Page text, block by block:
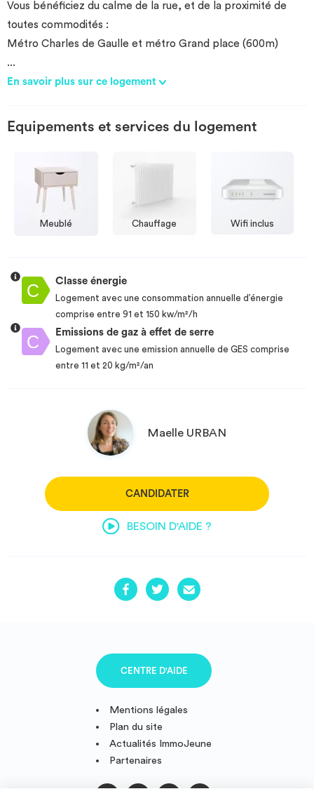
Vous bénéficiez du calme de la rue, et de la proximité de
toutes commodités :
Métro Charles de Gaulle et métro Grand place (600m)
...
En savoir plus sur ce logement
Equipements et services du logement
Meublé Chauffage Wifi inclus
Classe énergie
Logement avec une consommation annuelle d’énergie
comprise entre 91 et 150 kw/m²/h
Emissions de gaz à effet de serre
Logement avec une emission annuelle de GES comprise
entre 11 et 20 kg/m²/an
Maelle URBAN
CANDIDATER
BESOIN D'AIDE ?
Mentions légales
Plan du site
Actualités ImmoJeune
Partenaires
CENTRE D'AIDE